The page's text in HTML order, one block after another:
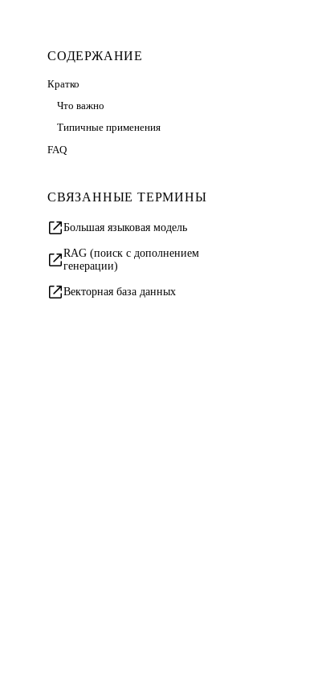
СОДЕРЖАНИЕ
Кратко
Что важно
Типичные применения
FAQ
СВЯЗАННЫЕ ТЕРМИНЫ
Большая языковая модель
RAG (поиск с дополнением
генерации)
Векторная база данных